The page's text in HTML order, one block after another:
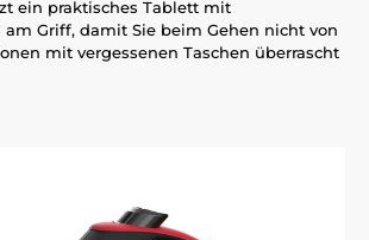
ein praktisches Tablett mit
Griff, damit Sie beim Gehen nicht von
mit vergessenen Taschen überrascht